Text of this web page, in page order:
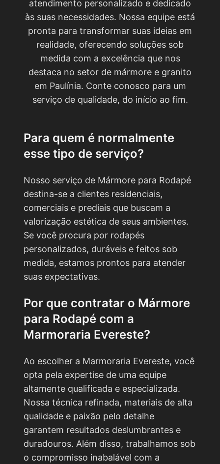
atendimento personalizado e dedicado
às suas necessidades. Nossa equipe está
pronta para transformar suas ideias em
realidade, oferecendo soluções sob
medida com a excelência que nos
destaca no setor de mármore e granito
em Paulínia. Conte conosco para um
serviço de qualidade, do início ao fim.
Para quem é normalmente
esse tipo de serviço?
Nosso serviço de Mármore para Rodapé
destina-se a clientes residenciais,
comerciais e prediais que buscam a
valorização estética de seus ambientes.
Se você procura por rodapés
personalizados, duráveis e feitos sob
medida, estamos prontos para atender
suas expectativas.
Por que contratar o Mármore
para Rodapé com a
Marmoraria Evereste?
Ao escolher a Marmoraria Evereste, você
opta pela expertise de uma equipe
altamente qualificada e especializada.
Nossa técnica refinada, materiais de alta
qualidade e paixão pelo detalhe
garantem resultados deslumbrantes e
duradouros. Além disso, trabalhamos sob
o compromisso inabalável com a